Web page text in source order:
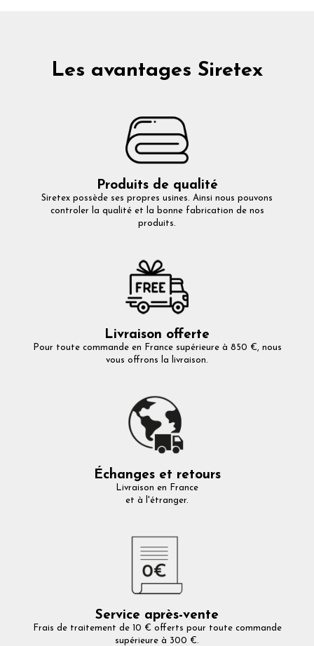
Les avantages Siretex
Produits de qualité
Siretex possède ses propres usines. Ainsi nous pouvons
controler la qualité et la bonne fabrication de nos
produits.
Livraison offerte
Pour toute commande en France supérieure à 850 €, nous
vous offrons la livraison.
Échanges et retours
Livraison en France
et à l'étranger.
Service après-vente
Frais de traitement de 10 € offerts pour toute commande
supérieure à 300 €.